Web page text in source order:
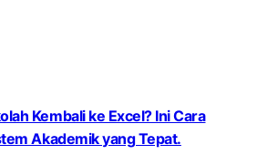
Kembali ke Excel? Ini Cara
Akademik yang Tepat.